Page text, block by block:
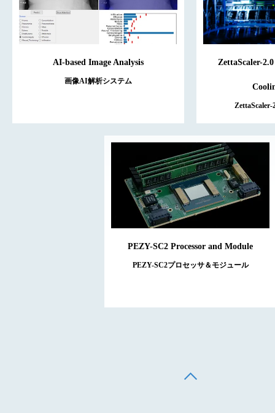
AI-based Image Analysis
画像AI解析システム
ZettaScaler-
PEZY-SC2 Processor and Module
PEZY-SC2プロセッサ＆モジュール